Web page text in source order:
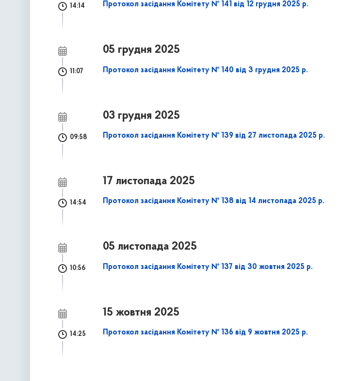
14:14 Протокол засідання Комітету № 141 від 12 грудня 2025 р.
05 грудня 2025
11:07 Протокол засідання Комітету № 140 від 3 грудня 2025 р.
03 грудня 2025
09:58 Протокол засідання Комітету № 139 від 27 листопада 2025 р.
17 листопада 2025
14:54 Протокол засідання Комітету № 138 від 14 листопада 2025 р.
05 листопада 2025
10:56 Протокол засідання Комітету № 137 від 30 жовтня 2025 р.
15 жовтня 2025
14:25 Протокол засідання Комітету № 136 від 9 жовтня 2025 р.